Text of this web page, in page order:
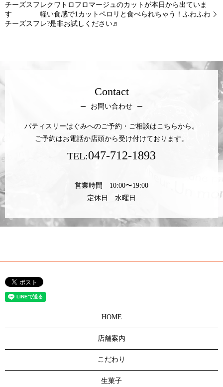
チーズスフレクワトロフロマージュのカットが本日から出ていま
す 軽い食感で1カットペロリと食べられちゃう！ふわふわ
チーズスフレ?是非お試しください♬
Contact
お問い合わせ
パティスリーはぐみへのご予約・ご相談はこちらから。
ご予約はお電話か店頭から受け付けております。
TEL:047-712-1893
営業時間 10:00〜19:00
定休日 水曜日
HOME
店舗案内
こだわり
生菓子